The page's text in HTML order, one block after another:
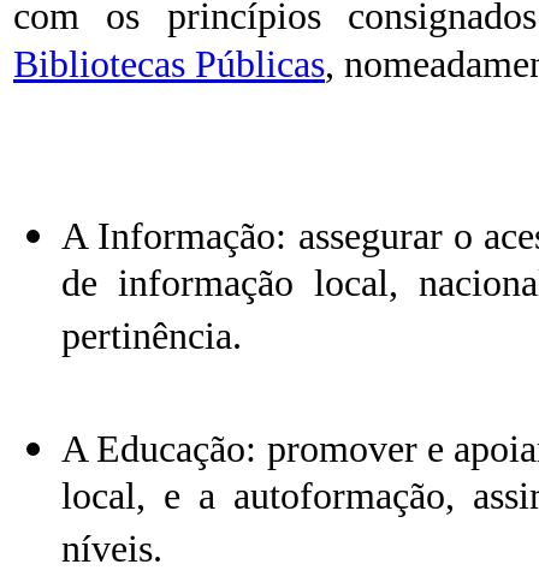
com os princípios
Bibliotecas Públicas,
A Informação: assegurar o
de informação local,
pertinência.
A Educação: promover e
local, e a autoformação,
níveis.